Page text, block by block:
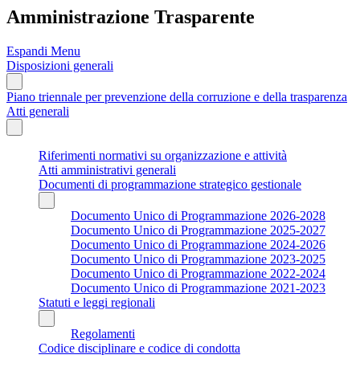
Amministrazione Trasparente
Espandi Menu
Disposizioni generali
Piano triennale per prevenzione della corruzione e della trasparenza
Atti generali
Riferimenti normativi su organizzazione e attività
Atti amministrativi generali
Documenti di programmazione strategico gestionale
Documento Unico di Programmazione 2026-2028
Documento Unico di Programmazione 2025-2027
Documento Unico di Programmazione 2024-2026
Documento Unico di Programmazione 2023-2025
Documento Unico di Programmazione 2022-2024
Documento Unico di Programmazione 2021-2023
Statuti e leggi regionali
Regolamenti
Codice disciplinare e codice di condotta